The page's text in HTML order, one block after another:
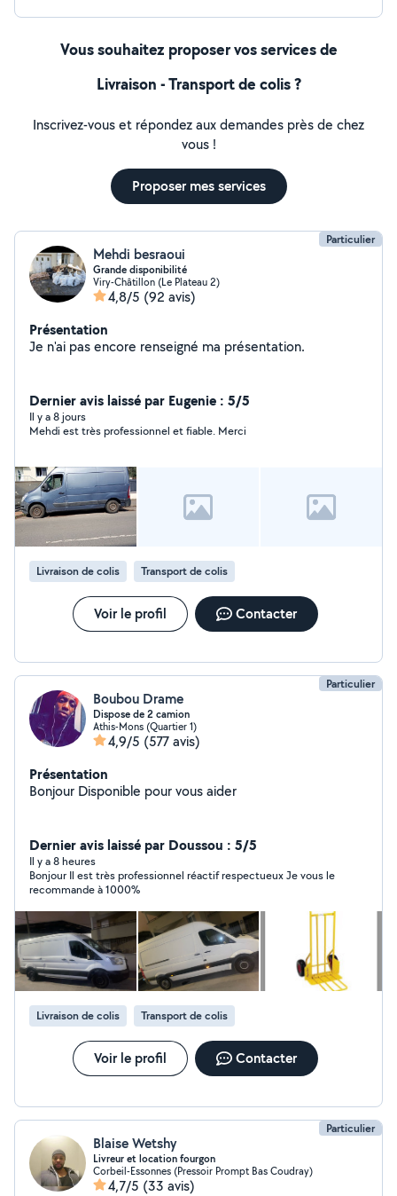
Vous souhaitez proposer vos services de
Livraison - Transport de colis ?
Inscrivez-vous et répondez aux demandes près de chez
vous !
Proposer mes services
Particulier
Mehdi besraoui
Grande disponibilité
Viry-Châtillon (Le Plateau 2)
4,8/5 (92 avis)
Présentation
Je n'ai pas encore renseigné ma présentation.
Dernier avis laissé par Eugenie : 5/5
Il y a 8 jours
Mehdi est très professionnel et fiable. Merci
Livraison de colis Transport de colis
Voir le profil Contacter
Particulier
Boubou Drame
Dispose de 2 camion
Athis-Mons (Quartier 1)
4,9/5 (577 avis)
Présentation
Bonjour Disponible pour vous aider
Dernier avis laissé par Doussou : 5/5
Il y a 8 heures
Bonjour Il est très professionnel réactif respectueux Je vous le
recommande à 1000%
Livraison de colis Transport de colis
Voir le profil Contacter
Particulier
Blaise Wetshy
Livreur et location fourgon
Corbeil-Essonnes (Pressoir Prompt Bas Coudray)
4,7/5 (33 avis)